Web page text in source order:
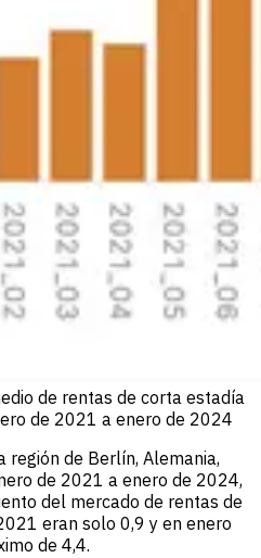
de rentas de corta estadía
de 2021 a enero de 2024
región de Berlín, Alemania,
de 2021 a enero de 2024,
del mercado de rentas de
eran solo 0,9 y en enero
de 4,4.